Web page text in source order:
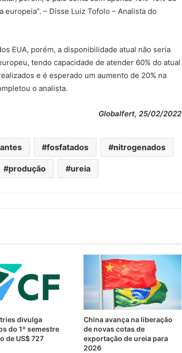
– Disse Luiz Tofolo – Analista do
EUA, porém, a disponibilidade atual não seria
tendo capacidade de atender 60% do atual
e é esperado um aumento de 20% na
o analista.
Globalfert, 25/02/2022
fosfatados nitrogenados
produção ureia
divulga
do 1º semestre
de US$ 727
China avança na liberação
de novas cotas de
exportação de ureia para
2026